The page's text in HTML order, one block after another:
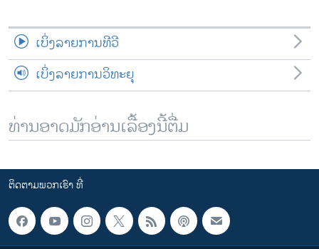
ເບິ່ງລາຍການທີວີ
ເບິ່ງລາຍການວິທະຍຸ
ທ່ານອາດມັກອ່ານເລື້ອງນີ້ຕື່ມ
ຕິດຕາມພວກເຮົາ ທີ່